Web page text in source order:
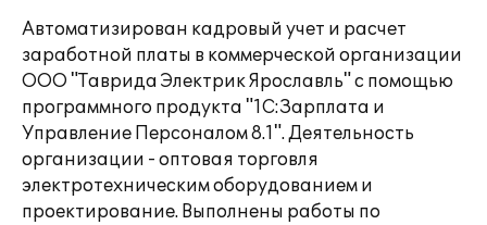
Автоматизирован кадровый учет и расчет
заработной платы в коммерческой организации
ООО "Таврида Электрик Ярославль" с помощью
программного продукта "1С:Зарплата и
Управление Персоналом 8.1". Деятельность
организации - оптовая торговля
электротехническим оборудованием и
проектирование. Выполнены работы по